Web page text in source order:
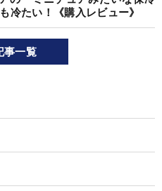
冷たい！《購入レビュー》
事一覧